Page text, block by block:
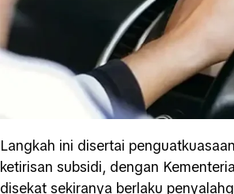
Langkah ini disertai
ketirisan subsidi, dengan
disekat sekiranya berlaku